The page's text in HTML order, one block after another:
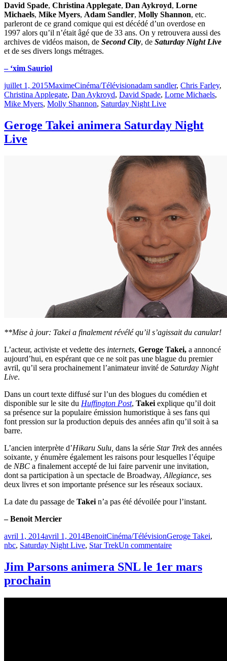
David Spade, Christina Applegate, Dan Aykroyd, Lorne
Michaels, Mike Myers, Adam Sandler, Molly Shannon, etc.
parleront de ce grand comique qui est décédé d’un overdose en
1997 alors qu’il n’était âgé que de 33 ans. On y retrouvera aussi des
archives de vidéos maison, de Second City, de Saturday Night Live
et de ses divers longs métrages.
– ‘xim Sauriol
Publié
le
juillet 1, 2015MaximeCatégories
Cinéma/TélévisionÉtiquettes
adam sandler, Chris Farley,
Christina Applegate, Dan Aykroyd, David Spade, Lorne Michaels,
Mike Myers, Molly Shannon, Saturday Night Live
Geroge Takei animera Saturday Night
Live
**Mise à jour: Takei a finalement révélé qu’il s’agissait du canular!
L’acteur, activiste et vedette des internets, Geroge Takei, a annoncé
aujourd’hui, en espérant que ce ne soit pas une blague du premier
avril, qu’il sera prochainement l’animateur invité de Saturday Night
Live.
Dans un court texte diffusé sur l’un des blogues du comédien et
disponible sur le site du Huffington Post, Takeiexplique qu’il doit
sa présence sur la populaire émission humoristique à ses fans qui
font pression sur la production depuis des années afin qu’il soit à sa
barre.
L’ancien interprète d’Hikaru Sulu, dans la série Star Trekdes années
soixante, y énumère également les raisons pour lesquelles l’équipe
de NBC a finalement accepté de lui faire parvenir une invitation,
dont sa participation à un spectacle de Broadway,Allegiance, ses
deux livres et son importante présence sur les réseaux sociaux.
La date du passage de Takein’a pas été dévoilée pour l’instant.
– Benoit Mercier
Publié
le
avril 1, 2014avril 1, 2014BenoitCatégories
Cinéma/TélévisionÉtiquettes
Geroge Takei,
nbc, Saturday Night Live, Star TrekUn commentairesur
Takei
animera
Live
Jim Parsons animera SNL le 1er mars
prochain